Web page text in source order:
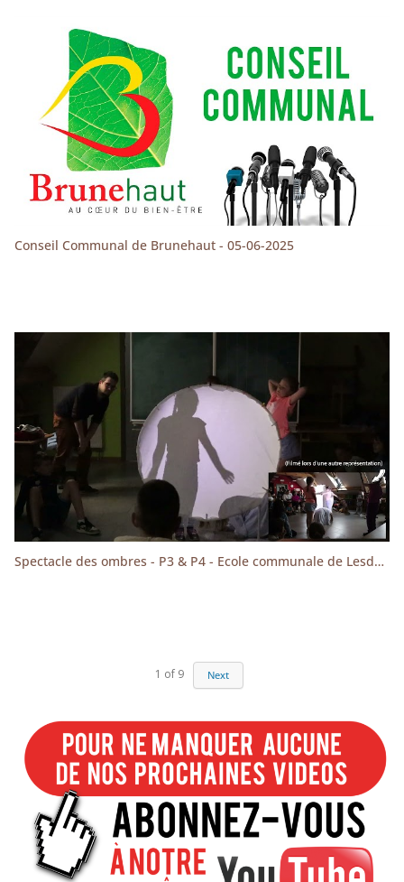
Conseil Communal de Brunehaut - 05-06-2025
Spectacle des ombres - P3 & P4 - Ecole communale de Lesdain - Mai 2024
1 of 9 Next